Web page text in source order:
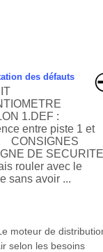
des défauts
1.DEF :
entre piste 1 et
CONSIGNES
DE
rouler avec le
sans avoir ...
moteur de
selon les besoins